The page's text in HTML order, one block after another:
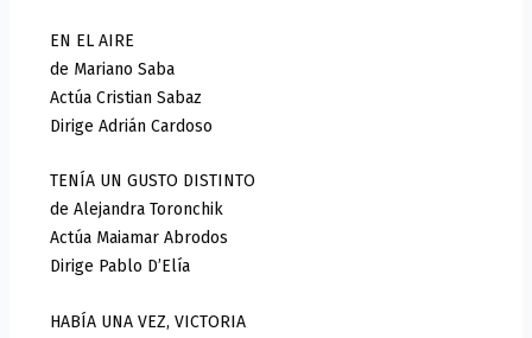
EN EL AIRE
de Mariano Saba
Actúa Cristian Sabaz
Dirige Adrián Cardoso
TENÍA UN GUSTO DISTINTO
de Alejandra Toronchik
Actúa Maiamar Abrodos
Dirige Pablo D’Elía
HABÍA UNA VEZ, VICTORIA